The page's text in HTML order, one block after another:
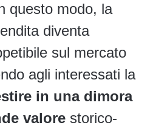
questo modo, la
diventa
sul mercato
agli interessati la
in una dimora
valore storico-